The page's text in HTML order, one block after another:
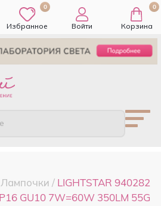
0
Избранное Войти
0
Корзина
Лампочки / LIGHTSTAR 940282
GU10 7W=60W 350LM 55G